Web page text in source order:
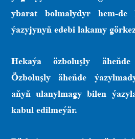
ybarat bolmalydyr hem-de
ýazyjynyň edebi lakamy
Hekaýa özboluşly
Özboluşly äheňde
aňyň ulanylmagy bilen
kabul edilmeýär.